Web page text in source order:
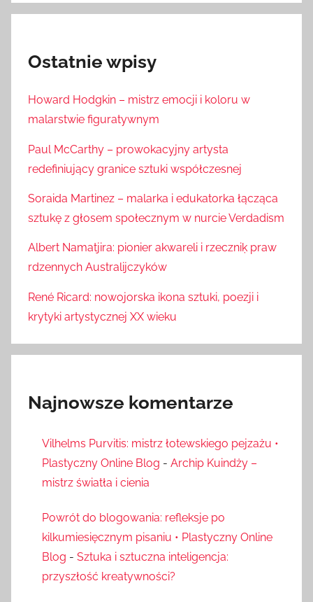
Ostatnie wpisy
Howard Hodgkin – mistrz emocji i koloru w
malarstwie figuratywnym
Paul McCarthy – prowokacyjny artysta
redefiniujący granice sztuki współczesnej
Soraida Martinez – malarka i edukatorka łącząca
sztukę z głosem społecznym w nurcie Verdadism
Albert Namatjira: pionier akwareli i rzeczniķ praw
rdzennych Australijczyków
René Ricard: nowojorska ikona sztuki, poezji i
krytyki artystycznej XX wieku
Najnowsze komentarze
Vilhelms Purvitis: mistrz łotewskiego pejzażu •
Plastyczny Online Blog - Archip Kuindży –
mistrz światła i cienia
Powrót do blogowania: refleksje po
kilkumiesięcznym pisaniu • Plastyczny Online
Blog - Sztuka i sztuczna inteligencja:
przyszłość kreatywności?